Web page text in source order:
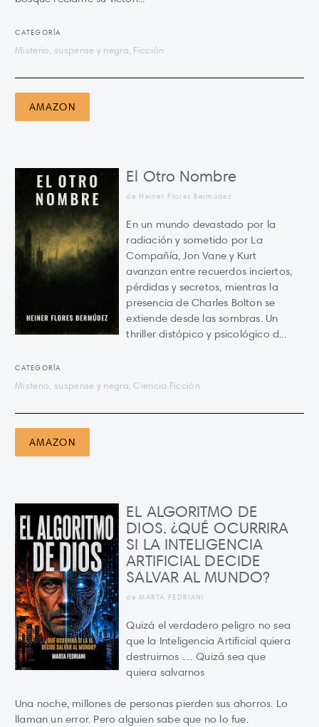
CATEGORÍA
Misterio, suspense y negra, Ficción
AMAZON
El Otro Nombre
de Heiner Flores Bermúdez
En un mundo devastado por la
radiación y sometido por La
Compañía, Jon Vane y Kurt
avanzan entre recuerdos inciertos,
pérdidas y secretos, mientras la
presencia de Charles Bolton se
extiende desde las sombras. Un
thriller distópico y psicológico d...
CATEGORÍA
Misterio, suspense y negra, Ciencia Ficción
AMAZON
EL ALGORITMO DE
DIOS. ¿QUÉ OCURRIRA
SI LA INTELIGENCIA
ARTIFICIAL DECIDE
SALVAR AL MUNDO?
de MARTA FEDRIANI
Quizá el verdadero peligro no sea
que la Inteligencia Artificial quiera
destruirnos … Quizá sea que
quiera salvarnos
Una noche, millones de personas pierden sus ahorros. Lo
llaman un error. Pero alguien sabe que no lo fue.